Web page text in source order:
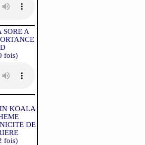
SORE A
fois)
KOALA
DE
fois)